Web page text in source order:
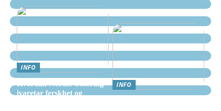
INFO
Hvordan Nordic Catering
ivaretar ferskhet og
INFO